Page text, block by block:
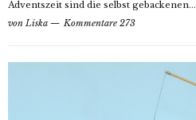
Adventszeit sind die selbst gebackenen...
von Liska Kommentare 273